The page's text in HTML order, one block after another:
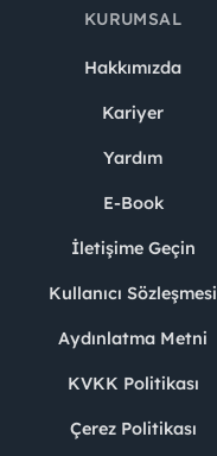
KURUMSAL
Hakkımızda
Kariyer
Yardım
E-Book
İletişime Geçin
Kullanıcı Sözleşmesi
Aydınlatma Metni
KVKK Politikası
Çerez Politikası